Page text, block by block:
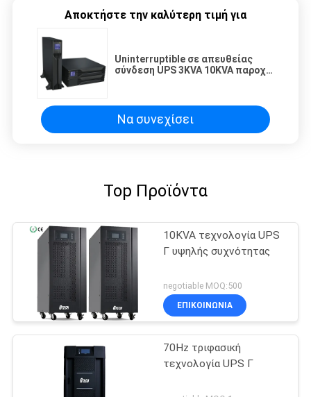
Αποκτήστε την καλύτερη τιμή για
Uninterruptible σε απευθείας
σύνδεση UPS 3KVA 10KVA παροχή
Να συνεχίσει
Top Προϊόντα
10KVA τεχνολογία UPS
Γ υψηλής συχνότητας
negotiable MOQ:500
ΕΠΙΚΟΙΝΩΝΙΑ
70Hz τριφασική
τεχνολογία UPS Γ